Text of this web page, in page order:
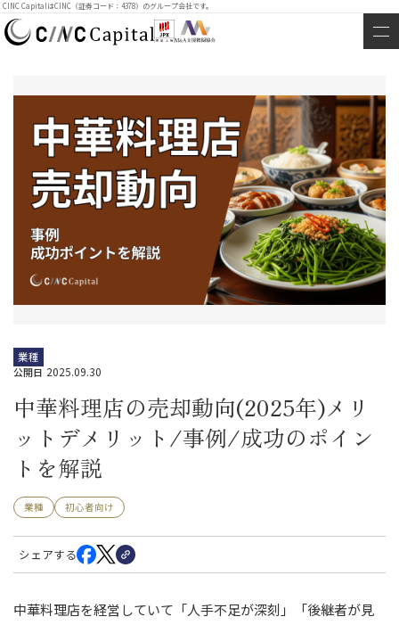
CINC CapitalはCINC（証券コード：4378）のグループ会社です。
業種
公開日 2025.09.30
中華料理店の売却動向(2025年)メリ
ットデメリット/事例/成功のポイン
トを解説
業種 初心者向け
シェアする
中華料理店を経営していて「人手不足が深刻」「後継者が見